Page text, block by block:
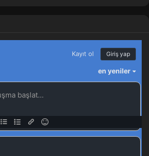
of Herding Gods 46.Bölüm izle
of Herding Gods 45.Bölüm izle
of Herding Gods 44.Bölüm izle
- Ağustos 17, 2025